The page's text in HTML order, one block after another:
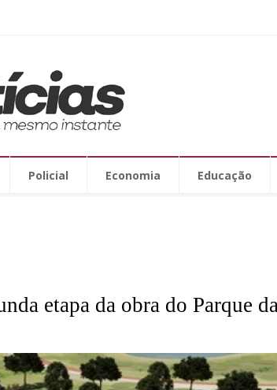
Policial Economia Educação
etapa da obra do Parque